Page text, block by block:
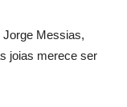
Jorge Messias,
joias merece ser